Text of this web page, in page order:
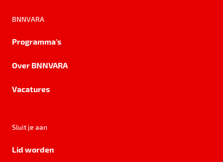
BNNVARA
Programma's
Over BNNVARA
Vacatures
Sluit je aan
Lid worden